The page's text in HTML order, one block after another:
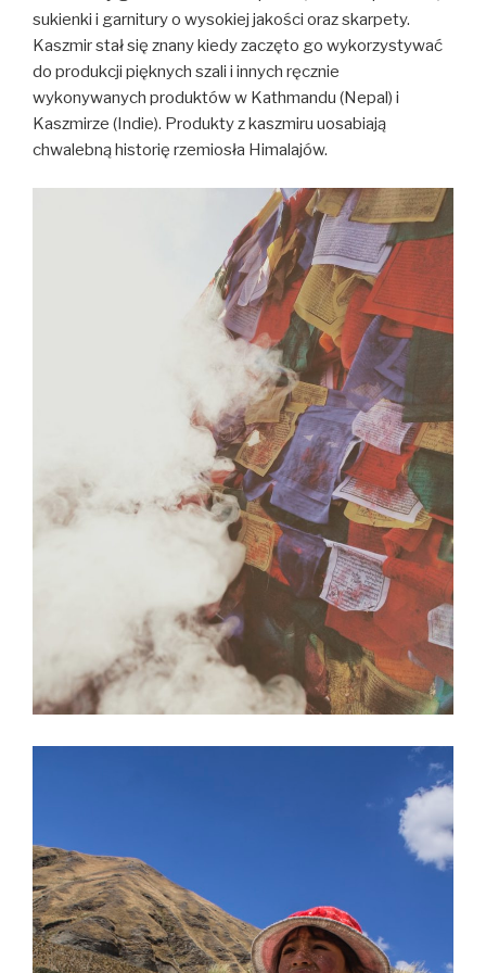
sukienki i garnitury o wysokiej jakości oraz skarpety.
Kaszmir stał się znany kiedy zaczęto go wykorzystywać
do produkcji pięknych szali i innych ręcznie
wykonywanych produktów w Kathmandu (Nepal) i
Kaszmirze (Indie). Produkty z kaszmiru uosabiają
chwalebną historię rzemiosła Himalajów.